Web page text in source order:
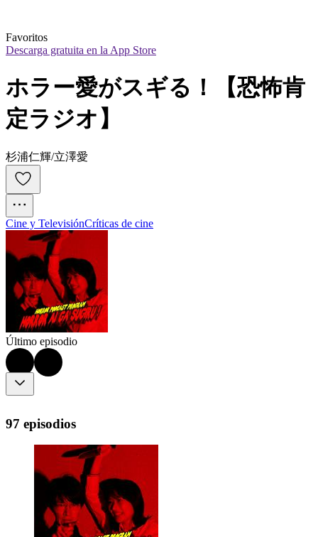
Favoritos
Descarga gratuita en la App Store
ホラー愛がスギる！【恐怖肯
定ラジオ】
杉浦仁輝/立澤愛
Cine y TelevisiónCríticas de cine
Último episodio
97 episodios